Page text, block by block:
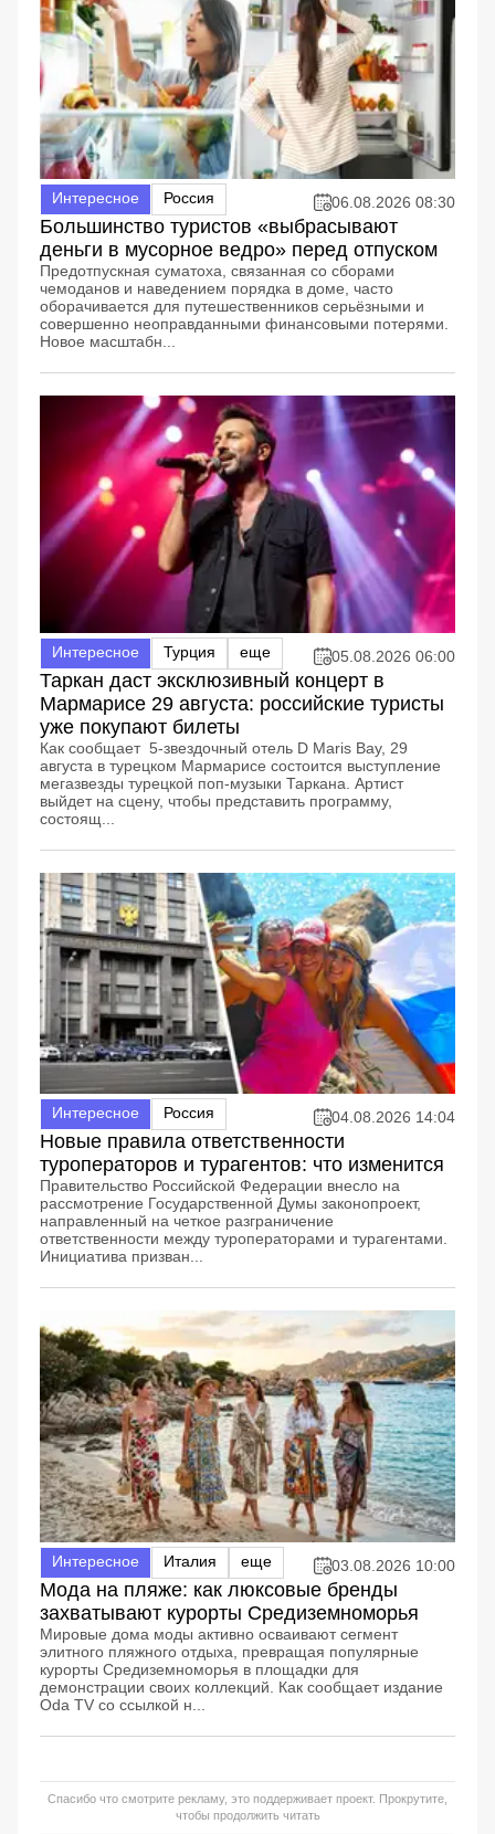
Интересное Россия 06.08.2026 08:30
Большинство туристов «выбрасывают
деньги в мусорное ведро» перед отпуском
Предотпускная суматоха, связанная со сборами
чемоданов и наведением порядка в доме, часто
оборачивается для путешественников серьёзными и
совершенно неоправданными финансовыми потерями.
Новое масштабн...
Интересное Турция еще 05.08.2026 06:00
Таркан даст эксклюзивный концерт в
Мармарисе 29 августа: российские туристы
уже покупают билеты
Как сообщает 5-звездочный отель D Maris Bay, 29
августа в турецком Мармарисе состоится выступление
мегазвезды турецкой поп-музыки Таркана. Артист
выйдет на сцену, чтобы представить программу,
состоящ...
Интересное Россия 04.08.2026 14:04
Новые правила ответственности
туроператоров и турагентов: что изменится
Правительство Российской Федерации внесло на
рассмотрение Государственной Думы законопроект,
направленный на четкое разграничение
ответственности между туроператорами и турагентами.
Инициатива призван...
Интересное Италия еще 03.08.2026 10:00
Мода на пляже: как люксовые бренды
захватывают курорты Средиземноморья
Мировые дома моды активно осваивают сегмент
элитного пляжного отдыха, превращая популярные
курорты Средиземноморья в площадки для
демонстрации своих коллекций. Как сообщает издание
Oda TV со ссылкой н...
Спасибо что смотрите рекламу, это поддерживает проект. Прокрутите,
чтобы продолжить читать